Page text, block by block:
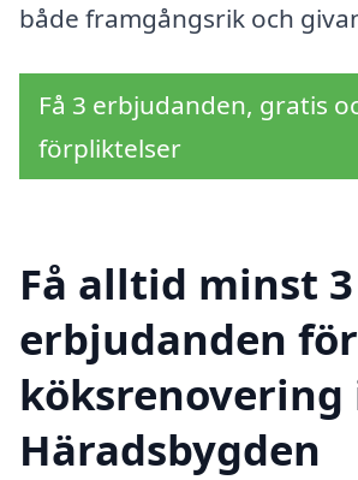
både framgångsrik och
Få 3 erbjudanden, gratis
förpliktelser
Få alltid minst 3
erbjudanden för
köksrenovering
Häradsbygden